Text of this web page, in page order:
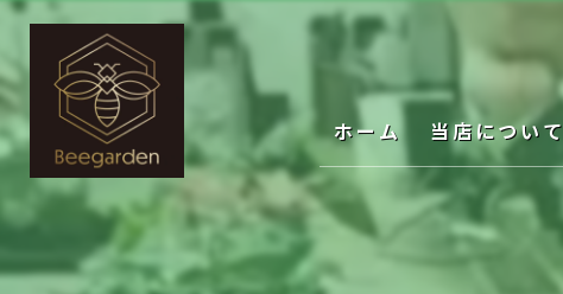
ホーム 当店について